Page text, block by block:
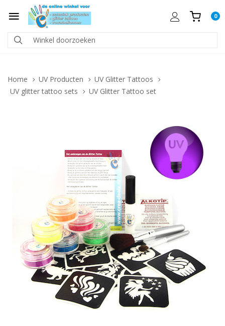
0
Home UV Producten
UV Glitter Tattoos
UV glitter tattoo sets
UV Glitter Tattoo set